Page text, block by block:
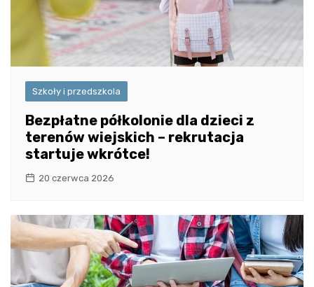
Szkoły i przedszkola
Bezpłatne półkolonie dla dzieci z
terenów wiejskich – rekrutacja
startuje wkrótce!
20 czerwca 2026